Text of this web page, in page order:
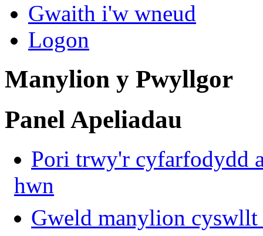
Gwaith i'w wneud
Logon
Manylion y Pwyllgor
Panel Apeliadau
Pori trwy'r cyfarfodydd
hwn
Gweld manylion